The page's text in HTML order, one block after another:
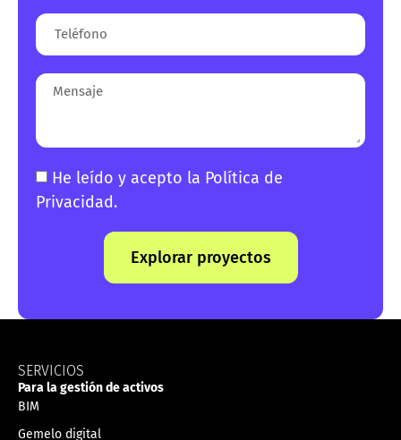
He leído y acepto la Política de
Privacidad.
Explorar proyectos
SERVICIOS
Para la gestión de activos
BIM
Gemelo digital